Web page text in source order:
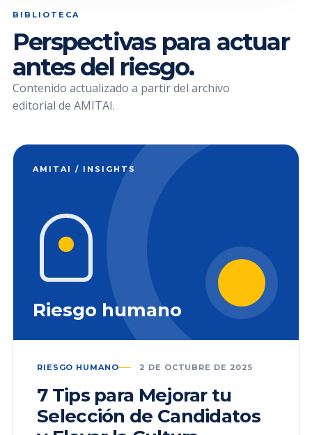
BIBLIOTECA
Perspectivas para actuar
antes del riesgo.
Contenido actualizado a partir del archivo
editorial de AMITAI.
AMITAI / INSIGHTS
Riesgo humano
RIESGO HUMANO 2 DE OCTUBRE DE 2025
7 Tips para Mejorar tu
Selección de Candidatos